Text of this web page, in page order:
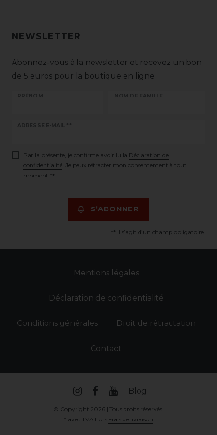
NEWSLETTER
Abonnez-vous à la newsletter et recevez un bon
de 5 euros pour la boutique en ligne!
PRÉNOM NOM DE FAMILLE
ADRESSE E-MAIL **
Ceres::Template.newsletterHoneypotLabel
Par la présente, je confirme avoir lu la Déclaration de
confidentialité . Je peux rétracter mon consentement à tout
moment.**
S’ABONNER
** Il s’agit d’un champ obligatoire.
Mentions légales
Déclaration de confidentialité
Conditions générales Droit de rétractation
Contact
Blog
© Copyright 2026 | Tous droits réservés.
* avec TVA hors Frais de livraison